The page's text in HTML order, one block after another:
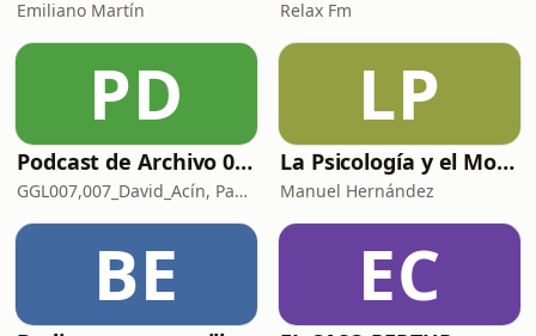
Emiliano Martín Relax Fm
PD
Podcast de Archivo 007
GGL007,007_David_Acín, Pablo_Ortega, 58, AlbertoBond y Claalc
LP
La Psicología y el Modelo Parcuve®
Manuel Hernández
BE EC